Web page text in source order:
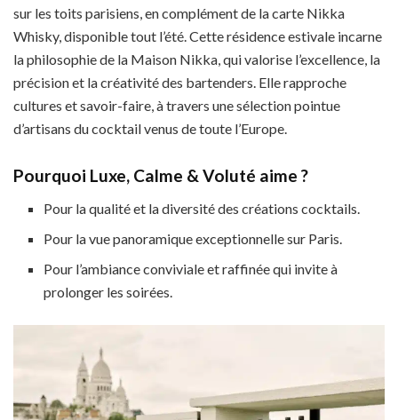
sur les toits parisiens, en complément de la carte Nikka
Whisky, disponible tout l’été. Cette résidence estivale incarne
la philosophie de la Maison Nikka, qui valorise l’excellence, la
précision et la créativité des bartenders. Elle rapproche
cultures et savoir-faire, à travers une sélection pointue
d’artisans du cocktail venus de toute l’Europe.
Pourquoi Luxe, Calme & Voluté aime ?
Pour la qualité et la diversité des créations cocktails.
Pour la vue panoramique exceptionnelle sur Paris.
Pour l’ambiance conviviale et raffinée qui invite à
prolonger les soirées.